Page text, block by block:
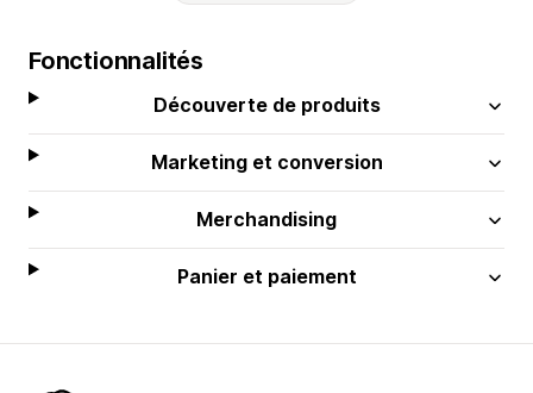
Fonctionnalités
Découverte de produits
Marketing et conversion
Merchandising
Panier et paiement